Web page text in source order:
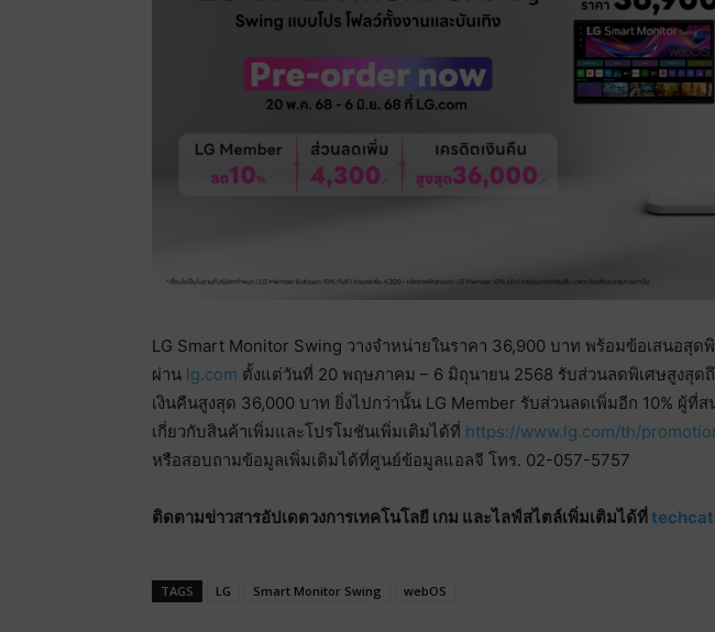
LG Smart Monitor Swing วางจำหน่ายในราคา 36,900 บาท พร้อมข้อเสนอสุด
ผ่าน lg.com ตั้งแต่วันที่ 20 พฤษภาคม – 6 มิถุนายน 2568 รับส่วนลดพิเศษสูงสุด
เงินคืนสูงสุด 36,000 บาท ยิ่งไปกว่านั้น LG Member รับส่วนลดเพิ่มอีก 10% ผู้ที่ส
เกี่ยวกับสินค้าเพิ่มและโปรโมชันเพิ่มเติมได้ที่ https://www.lg.com/th/
หรือสอบถามข้อมูลเพิ่มเติมได้ที่ศูนย์ข้อมูลแอลจี โทร. 02-057-5757
ติดตามข่าวสารอัปเดตวงการเทคโนโลยี เกม และไลฟ์สไตล์เพิ่มเติมได้ที่
TAGS LG Smart Monitor Swing webOS